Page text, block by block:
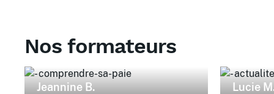
Nos formateurs
Jeannine B. Lucie